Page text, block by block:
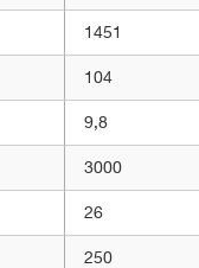
1451
104
9,8
3000
26
250